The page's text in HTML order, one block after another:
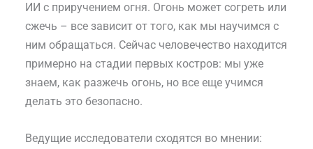
ИИ с приручением огня. Огонь может согреть или
сжечь – все зависит от того, как мы научимся с
ним обращаться. Сейчас человечество находится
примерно на стадии первых костров: мы уже
знаем, как разжечь огонь, но все еще учимся
делать это безопасно.
Ведущие исследователи сходятся во мнении: